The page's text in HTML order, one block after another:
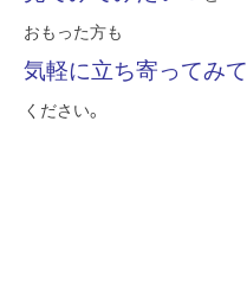
おもった方も
気軽に立ち寄ってみて
ください。